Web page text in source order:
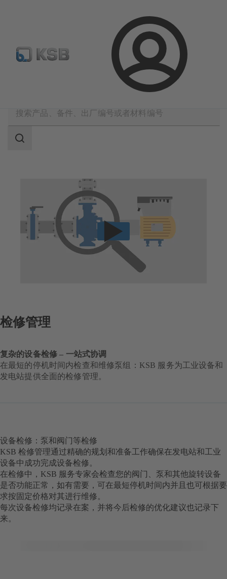
登
录
备件搜索 产品选型
检修管理
搜
检修管理
复杂的设备检修 – 一站式协调
在最短的停机时间内检查和维修泵组：KSB 服务为工业设备和
发电站提供全面的检修管理。
设备检修：泵和阀门等检修
KSB 检修管理通过精确的规划和准备工作确保在发电站和工业
设备中成功完成设备检修。
在检修中，KSB 服务专家会检查您的阀门、泵和其他旋转设备
是否功能正常，如有需要，可在最短停机时间内并且也可根据要
求按固定价格对其进行维修。
每次设备检修均记录在案，并将今后检修的优化建议也记录下
来。